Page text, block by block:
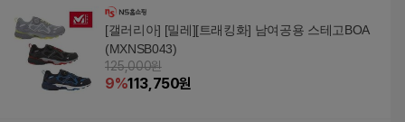
[갤러리아] [밀레][트래킹화] 남여공용 스테고BOA
(MXNSB043)
125,000원
9%113,750원